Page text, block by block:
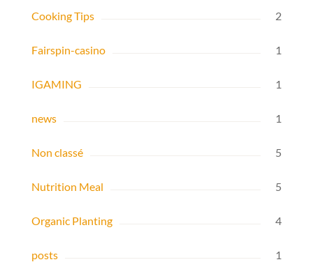
Cooking Tips 2
Fairspin-casino 1
IGAMING 1
news 1
Non classé 5
Nutrition Meal 5
Organic Planting 4
posts 1